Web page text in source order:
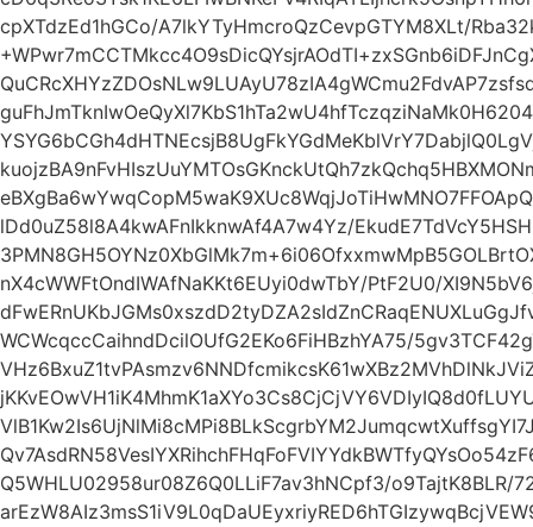
cpXTdzEd1hGCo/A7lkYTyHmcroQzCevpGTYM8XLt/
lDd0uZ58l8A4kwAFnIkknwAf4A7w4Yz/
nX4cWWFtOndIWAfNaKKt6EUyi0dwTbY/PtF2U0/
WCWcqccCaihndDcilOUfG2EKo6FiHBzhYA75/
Q5WHLU02958ur08Z6Q0LLiF7av3hNCpf3/o9TajtK8BLR/